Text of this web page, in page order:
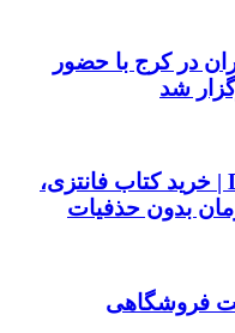
در کرج با حضور
شد
فروشگاه کتاب DMDBook | خرید کتاب فانتزی،
بدون حذفیات
فروشگاهی